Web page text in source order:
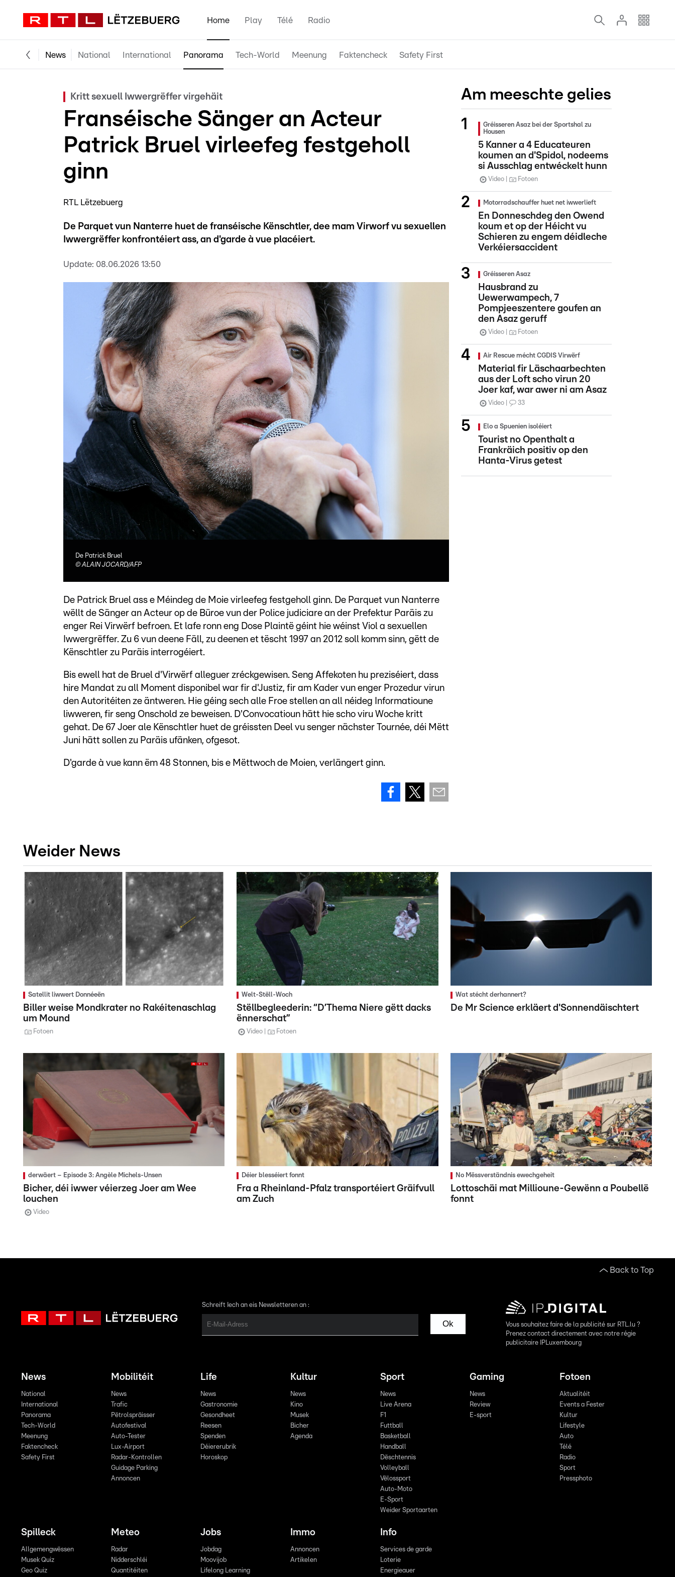
Home Play Télé Radio
News National International Panorama Tech-World Meenung Faktencheck Safety First
Kritt sexuell Iwwergrëffer virgehäit
Franséische Sänger an Acteur
Patrick Bruel virleefeg festgeholl
ginn
RTL Lëtzebuerg
De Parquet vun Nanterre huet de franséische Kënschtler, dee mam Virworf vu sexuellen
Iwwergrëffer konfrontéiert ass, an d'garde à vue placéiert.
Update: 08.06.2026 13:50
De Patrick Bruel
©ALAIN JOCARD/AFP
De Patrick Bruel ass e Méindeg de Moie virleefeg festgeholl ginn. De Parquet vun Nanterre
wëllt de Sänger an Acteur op de Büroe vun der Police judiciare an der Prefektur Paräis zu
enger Rei Virwërf befroen. Et lafe ronn eng Dose Plaintë géint hie wéinst Viol a sexuellen
Iwwergrëffer. Zu 6 vun deene Fäll, zu deenen et tëscht 1997 an 2012 soll komm sinn, gëtt de
Kënschtler zu Paräis interrogéiert.
Bis ewell hat de Bruel d'Virwërf alleguer zréckgewisen. Seng Affekoten hu preziséiert, dass
hire Mandat zu all Moment disponibel war fir d'Justiz, fir am Kader vun enger Prozedur virun
den Autoritéiten ze äntweren. Hie géing sech alle Froe stellen an all néideg Informatioune
liwweren, fir seng Onschold ze beweisen. D'Convocatioun hätt hie scho viru Woche kritt
gehat. De 67 Joer ale Kënschtler huet de gréissten Deel vu senger nächster Tournée, déi Mëtt
Juni hätt sollen zu Paräis ufänken, ofgesot.
D'garde à vue kann ëm 48 Stonnen, bis e Mëttwoch de Moien, verlängert ginn.
Am meeschte gelies
Gréisseren Asaz bei der Sportshal zu
Housen
5 Kanner a 4 Educateuren
koumen an d'Spidol, nodeems
si Ausschlag entwéckelt hunn
Video Fotoen
Motorradschauffer huet net iwwerlieft
En Donneschdeg den Owend
koum et op der Héicht vu
Schieren zu engem déidleche
Verkéiersaccident
Gréisseren Asaz
Hausbrand zu
Uewerwampech, 7
Pompjeeszentere goufen an
den Asaz geruff
Video Fotoen
Air Rescue mécht CGDIS Virwërf
Material fir Läschaarbechten
aus der Loft scho virun 20
Joer kaf, war awer ni am Asaz
Video 33
Elo a Spuenien isoléiert
Tourist no Openthalt a
Frankräich positiv op den
Hanta-Virus getest
Weider News
Satellit liwwert Donnéeën
Biller weise Mondkrater no Rakéitenaschlag
um Mound
Fotoen
Welt-Stëll-Woch
Stëllbegleederin: “D’Thema Niere gëtt dacks
ënnerschat”
Video Fotoen
Wat stécht derhannert?
De Mr Science erkläert d'Sonnendäischtert
derwäert – Episode 3: Angèle Michels-Unsen
Bicher, déi iwwer véierzeg Joer am Wee
louchen
Video
Déier blesséiert fonnt
Fra a Rheinland-Pfalz transportéiert Gräifvull
am Zuch
No Mëssverständnis ewechgeheit
Lottoschäi mat Millioune-Gewënn a Poubellë
fonnt
Back to Top
Schreift Iech an eis Newsletteren an :
Ok
Vous souhaitez faire de la publicité sur RTL.lu ?
Prenez contact directement avec notre régie
publicitaire IPLuxembourg
News
National
International
Panorama
Tech-World
Meenung
Faktencheck
Safety First
Mobilitéit
News
Trafic
Pëtrolspräisser
Autofestival
Auto-Tester
Lux-Airport
Radar-Kontrollen
Guidage Parking
Annoncen
Life
News
Gastronomie
Gesondheet
Reesen
Spenden
Déiererubrik
Horoskop
Kultur
News
Kino
Musek
Bicher
Agenda
Sport
News
Live Arena
F1
Futtball
Basketball
Handball
Dëschtennis
Volleyball
Vëlossport
Auto-Moto
E-Sport
Weider Sportaarten
Gaming
News
Review
E-sport
Fotoen
Aktualitéit
Events a Fester
Kultur
Lifestyle
Auto
Télé
Radio
Sport
Pressphoto
Spilleck
Allgemengwëssen
Musek Quiz
Geo Quiz
Meteo
Radar
Nidderschléi
Quantitéiten
Jobs
Jobdag
Moovijob
Lifelong Learning
Immo
Annoncen
Artikelen
Info
Services de garde
Loterie
Energieauer